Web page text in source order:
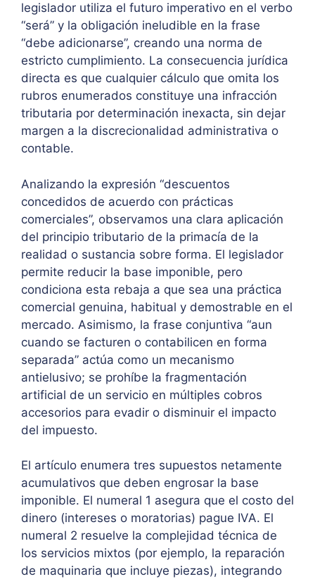
legislador utiliza el futuro imperativo en el verbo
“será” y la obligación ineludible en la frase
“debe adicionarse”, creando una norma de
estricto cumplimiento. La consecuencia jurídica
directa es que cualquier cálculo que omita los
rubros enumerados constituye una infracción
tributaria por determinación inexacta, sin dejar
margen a la discrecionalidad administrativa o
contable.
Analizando la expresión “descuentos
concedidos de acuerdo con prácticas
comerciales”, observamos una clara aplicación
del principio tributario de la primacía de la
realidad o sustancia sobre forma. El legislador
permite reducir la base imponible, pero
condiciona esta rebaja a que sea una práctica
comercial genuina, habitual y demostrable en el
mercado. Asimismo, la frase conjuntiva “aun
cuando se facturen o contabilicen en forma
separada” actúa como un mecanismo
antielusivo; se prohíbe la fragmentación
artificial de un servicio en múltiples cobros
accesorios para evadir o disminuir el impacto
del impuesto.
El artículo enumera tres supuestos netamente
acumulativos que deben engrosar la base
imponible. El numeral 1 asegura que el costo del
dinero (intereses o moratorias) pague IVA. El
numeral 2 resuelve la complejidad técnica de
los servicios mixtos (por ejemplo, la reparación
de maquinaria que incluye piezas), integrando